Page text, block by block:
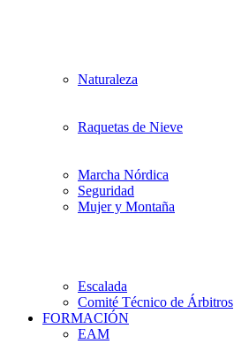
Naturaleza
Raquetas de Nieve
Marcha Nórdica
Seguridad
Mujer y Montaña
Escalada
Comité Técnico de Árbitros
FORMACIÓN
EAM